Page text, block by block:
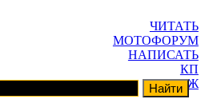
ЧИТАТЬ
МОТОФОРУМ
НАПИСАТЬ
КП
ГАРАЖ